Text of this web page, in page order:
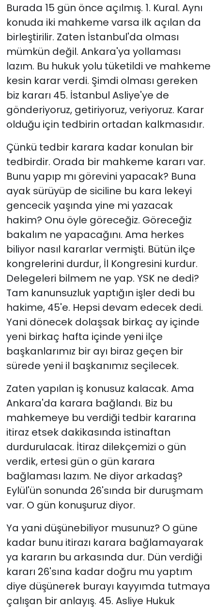
Burada 15 gün önce açılmış. 1. Kural. Aynı
konuda iki mahkeme varsa ilk açılan da
birleştirilir. Zaten İstanbul'da olması
mümkün değil. Ankara'ya yollaması
lazım. Bu hukuk yolu tüketildi ve mahkeme
kesin karar verdi. Şimdi olması gereken
biz kararı 45. İstanbul Asliye'ye de
gönderiyoruz, getiriyoruz, veriyoruz. Karar
olduğu için tedbirin ortadan kalkmasıdır.
Çünkü tedbir karara kadar konulan bir
tedbirdir. Orada bir mahkeme kararı var.
Bunu yapıp mı görevini yapacak? Buna
ayak sürüyüp de siciline bu kara lekeyi
gencecik yaşında yine mi yazacak
hakim? Onu öyle göreceğiz. Göreceğiz
bakalım ne yapacağını. Ama herkes
biliyor nasıl kararlar vermişti. Bütün ilçe
kongrelerini durdur, İl Kongresini kurdur.
Delegeleri bilmem ne yap. YSK ne dedi?
Tam kanunsuzluk yaptığın işler dedi bu
hakime, 45'e. Hepsi devam edecek dedi.
Yani dönecek dolaşsak birkaç ay içinde
yeni birkaç hafta içinde yeni ilçe
başkanlarımız bir ayı biraz geçen bir
sürede yeni il başkanımız seçilecek.
Zaten yapılan iş konusuz kalacak. Ama
Ankara'da karara bağlandı. Biz bu
mahkemeye bu verdiği tedbir kararına
itiraz etsek dakikasında istinaftan
durdurulacak. İtiraz dilekçemizi o gün
verdik, ertesi gün o gün karara
bağlaması lazım. Ne diyor arkadaş?
Eylül'ün sonunda 26'sında bir duruşmam
var. O gün konuşuruz diyor.
Ya yani düşünebiliyor musunuz? O güne
kadar bunu itirazı karara bağlamayarak
ya kararın bu arkasında dur. Dün verdiği
kararı 26'sına kadar doğru mu yaptım
diye düşünerek burayı kayyımda tutmaya
çalışan bir anlayış. 45. Asliye Hukuk